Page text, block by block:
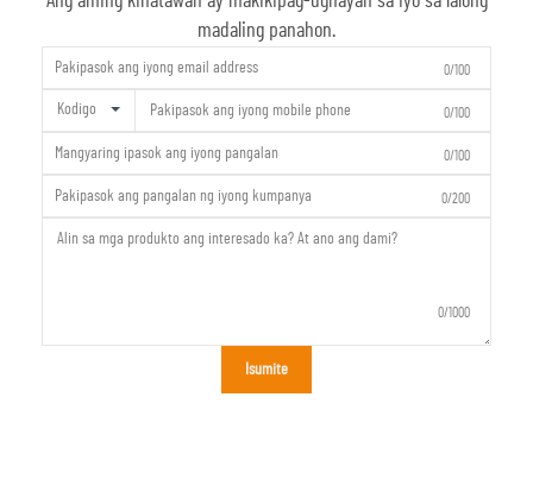
madaling panahon.
0/100
Kodigo 0/100
0/100
0/200
0/1000
Isumite